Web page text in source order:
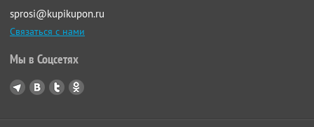
sprosi@kupikupon.ru
Связаться с нами
Мы в Соцсетях